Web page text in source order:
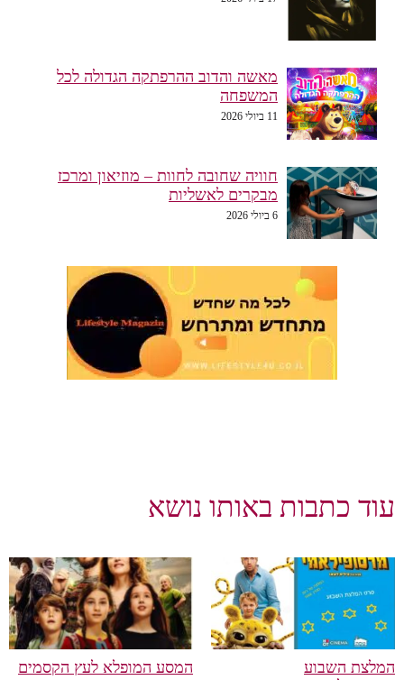
מאשה והדוב ההרפתקה הגדולה לכל
המשפחה
11 ביולי 2026
חוויה שחובה לחוות – מוזיאון ומרכז
מבקרים לאשליות
6 ביולי 2026
כתבות באותו נושא
השבוע
המסע המופלא לעץ הקסמים